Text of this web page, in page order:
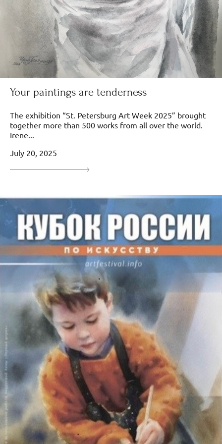
Your paintings are tenderness
The exhibition “St. Petersburg Art Week 2025” brought
together more than 500 works from all over the world.
Irene...
July 20, 2025